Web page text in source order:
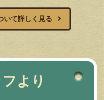
いて詳しく見る
より